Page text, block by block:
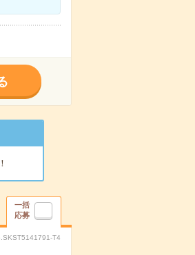
一括
応募
T4